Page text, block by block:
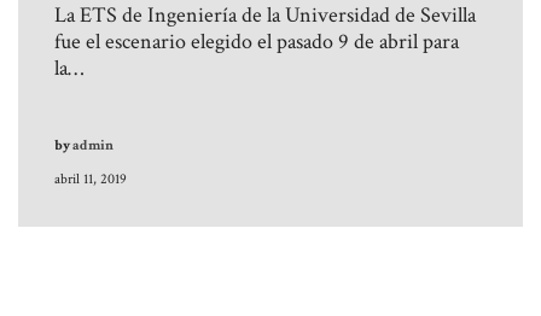
La ETS de Ingeniería de la Universidad de Sevilla
fue el escenario elegido el pasado 9 de abril para
la…
abril 11, 2019
byadmin